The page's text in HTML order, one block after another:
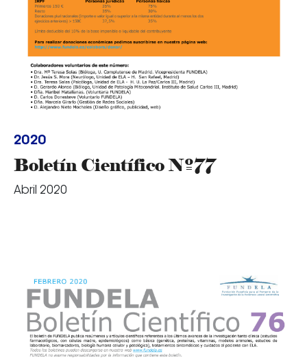
2020
Boletín Científico Nº77
Abril 2020